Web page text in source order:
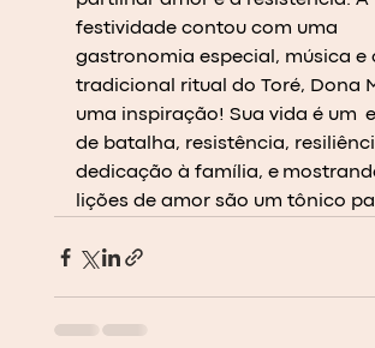
festividade contou com uma
gastronomia especial, música e
tradicional ritual do Toré, Dona
uma inspiração! Sua vida é um
de batalha, resistência,
dedicação à família, e
lições de amor são um tônico